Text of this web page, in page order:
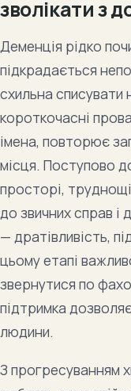
зволікати з
Деменція рідко
підкрадається
схильна списувати
короткочасні
імена, повторює
місця. Поступово
просторі,
до звичних справ і
— дратівливість,
цьому етапі
звернутися по
підтримка
людини.
З прогресуванням